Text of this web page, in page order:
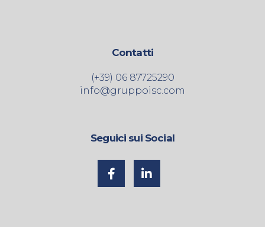
Contatti
(+39) 06 87725290
info@gruppoisc.com
Seguici sui Social